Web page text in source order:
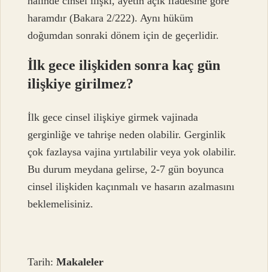
haramdır (Bakara 2/222). Aynı hüküm
doğumdan sonraki dönem için de geçerlidir.
İlk gece ilişkiden sonra kaç gün
ilişkiye girilmez?
İlk gece cinsel ilişkiye girmek vajinada
gerginliğe ve tahrişe neden olabilir. Gerginlik
çok fazlaysa vajina yırtılabilir veya yok olabilir.
Bu durum meydana gelirse, 2-7 gün boyunca
cinsel ilişkiden kaçınmalı ve hasarın azalmasını
beklemelisiniz.
Tarih:Makaleler